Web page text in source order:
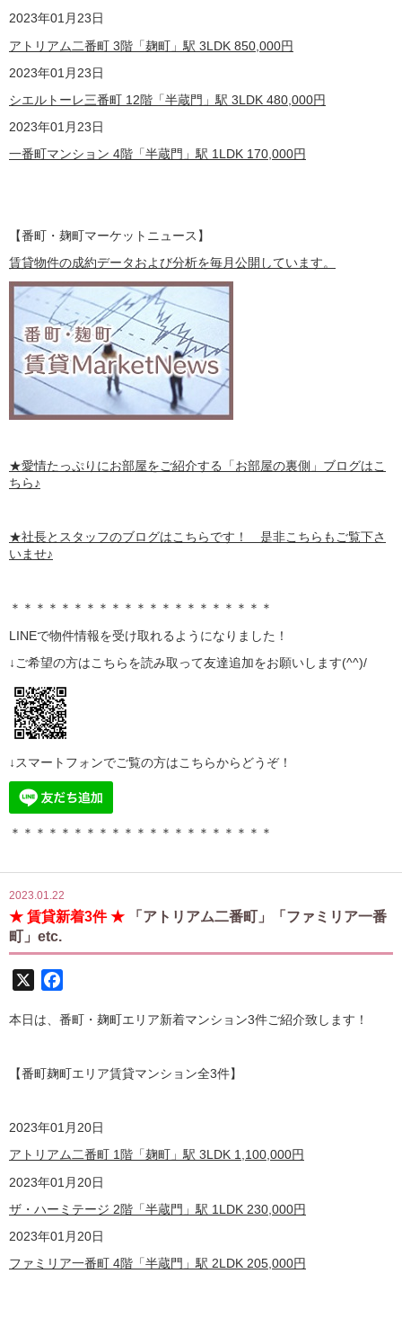
2023年01月23日
アトリアム二番町 3階「麹町」駅 3LDK 850,000円
2023年01月23日
シエルトーレ三番町 12階「半蔵門」駅 3LDK 480,000円
2023年01月23日
一番町マンション 4階「半蔵門」駅 1LDK 170,000円
【番町・麹町マーケットニュース】
賃貸物件の成約データおよび分析を毎月公開しています。
★愛情たっぷりにお部屋をご紹介する 「お部屋の裏側」 ブログはこ
ちら♪
★社長とスタッフのブログはこちらです！ 是非こちらもご覧下さ
いませ♪
＊＊＊＊＊＊＊＊＊＊＊＊＊＊＊＊＊＊＊＊＊
LINEで物件情報を受け取れるようになりました！
↓ご希望の方はこちらを読み取って友達追加をお願いします(^^)/
↓スマートフォンでご覧の方はこちらからどうぞ！
＊＊＊＊＊＊＊＊＊＊＊＊＊＊＊＊＊＊＊＊＊
2023.01.22
★ 賃貸新着3件 ★
「アトリアム二番町」「ファミリア一番
町」etc.
本日は、番町・麹町エリア新着マンション3件ご紹介致します！
【番町麹町エリア賃貸マンション全3件】
2023年01月20日
アトリアム二番町 1階「麹町」駅 3LDK 1,100,000円
2023年01月20日
ザ・ハーミテージ 2階「半蔵門」駅 1LDK 230,000円
2023年01月20日
ファミリア一番町 4階「半蔵門」駅 2LDK 205,000円